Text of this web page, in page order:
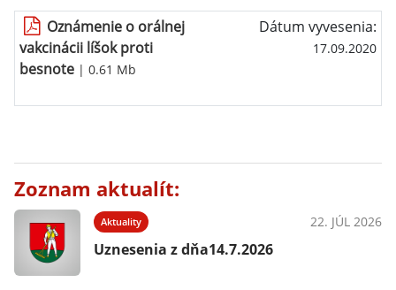
Oznámenie o orálnej
vakcinácii líšok proti
besnote | 0.61 Mb
Dátum vyvesenia:
17.09.2020
Zoznam aktualít:
Aktuality 22. JÚL 2026
Uznesenia z dňa14.7.2026